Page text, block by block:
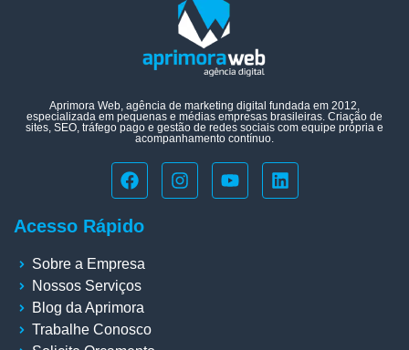
Aprimora Web, agência de marketing digital fundada em 2012,
especializada em pequenas e médias empresas brasileiras. Criação de
sites, SEO, tráfego pago e gestão de redes sociais com equipe própria e
acompanhamento contínuo.
Acesso Rápido
Sobre a Empresa
Nossos Serviços
Blog da Aprimora
Trabalhe Conosco